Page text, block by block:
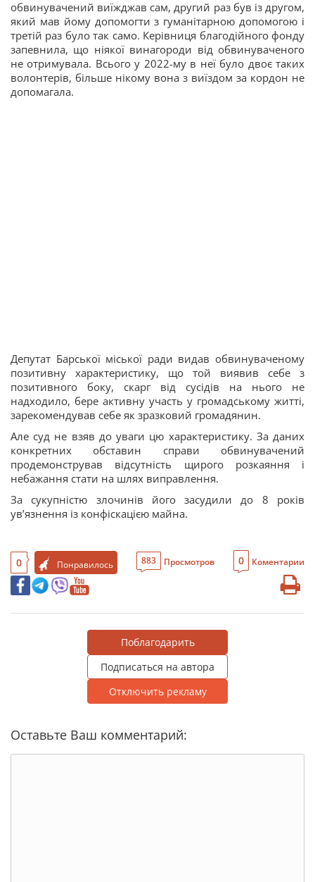
обвинувачений виїжджав сам, другий раз був із другом,
який мав йому допомогти з гуманітарною допомогою і
третій раз було так само. Керівниця благодійного фонду
запевнила, що ніякої винагороди від обвинуваченого
не отримувала. Всього у 2022-му в неї було двоє таких
волонтерів, більше нікому вона з виїздом за кордон не
допомагала.
Депутат Барської міської ради видав обвинуваченому
позитивну характеристику, що той виявив себе з
позитивного боку, скарг від сусідів на нього не
надходило, бере активну участь у громадському житті,
зарекомендував себе як зразковий громадянин.
Але суд не взяв до уваги цю характеристику. За даних
конкретних обставин справи обвинувачений
продемонстрував відсутність щирого розкаяння і
небажання стати на шлях виправлення.
За сукупністю злочинів його засудили до 8 років
увʼязнення із конфіскацією майна.
0 Понравилось 883 Просмотров 0 Коментарии
Поблагодарить
Подписаться на автора
Отключить рекламу
Оставьте Ваш комментарий: